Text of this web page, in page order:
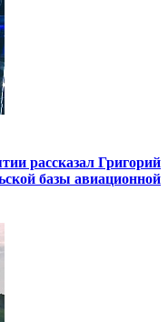
рассказал Григорий
базы авиационной